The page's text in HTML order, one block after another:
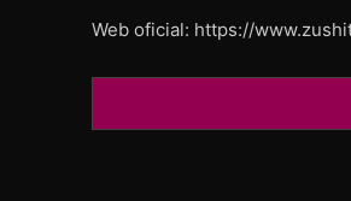
Web oficial: https://